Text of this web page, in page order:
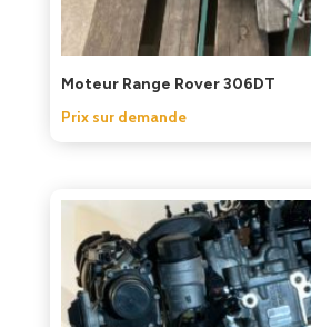
Moteur Range Rover 306DT
Prix sur demande